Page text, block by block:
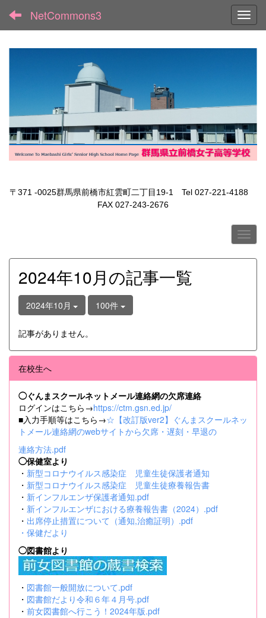
NetCommons3
〒371 -0025群馬県前橋市紅雲町二丁目19-1 Tel 027-221-4188
FAX 027-243-2676
2024年10月の記事一覧
2024年10月 100件
記事がありません。
在校生へ
◯ぐんまスクールネットメール連絡網の欠席連絡
ログインはこちら→https://ctm.gsn.ed.jp/
■入力手順等はこちら→☆【改訂版ver2】ぐんまスクールネッ
トメール連絡網のwebサイトから欠席・遅刻・早退の
連絡方法.pdf
◯保健室より
・ 新型コロナウイルス感染症 児童生徒保護者通知
・ 新型コロナウイルス感染症 児童生徒療養報告書
・ 新インフルエンザ保護者通知.pdf
・ 新インフルエンザにおける療養報告書（2024）.pdf
・ 出席停止措置について（通知,治癒証明）.pdf
・ 保健だより
◯図書館より
・ 図書館一般開放について.pdf
・ 図書館だより令和６年４月号.pdf
・ 前女図書館へ行こう！2024年版.pdf